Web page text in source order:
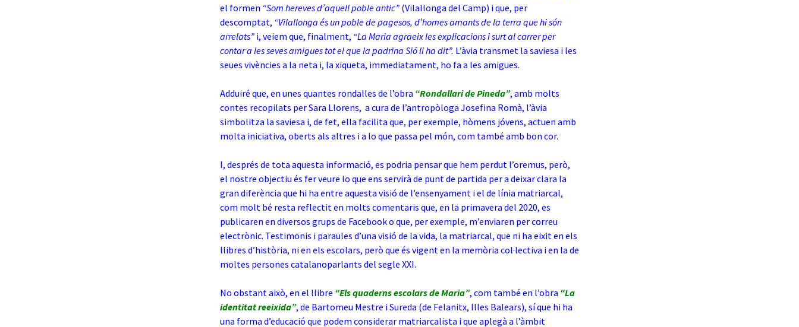
el formen “Som hereves d’aquell poble antic” (Vilallonga del Camp) i que, per
descomptat, “Vilallonga és un poble de pagesos, d’homes amants de la terra que hi són
arrelats” i, veiem que, finalment, “La Maria agraeix les explicacions i surt al carrer per
contar a les seves amigues tot el que la padrina Sió li ha dit”. L’àvia transmet la saviesa i les
seues vivències a la neta i, la xiqueta, immediatament, ho fa a les amigues.
Adduiré que, en unes quantes rondalles de l’obra “Rondallari de Pineda”, amb molts
contes recopilats per Sara Llorens, a cura de l’antropòloga Josefina Romà, l’àvia
simbolitza la saviesa i, de fet, ella facilita que, per exemple, hòmens jóvens, actuen amb
molta iniciativa, oberts als altres i a lo que passa pel món, com també amb bon cor.
I, després de tota aquesta informació, es podria pensar que hem perdut l’oremus, però,
el nostre objectiu és fer veure lo que ens servirà de punt de partida per a deixar clara la
gran diferència que hi ha entre aquesta visió de l’ensenyament i el de línia matriarcal,
com molt bé resta reflectit en molts comentaris que, en la primavera del 2020, es
publicaren en diversos grups de Facebook o que, per exemple, m’enviaren per correu
electrònic. Testimonis i paraules d’una visió de la vida, la matriarcal, que ni ha eixit en els
llibres d’història, ni en els escolars, però que és vigent en la memòria col·lectiva i en la de
moltes persones catalanoparlants del segle XXI.
No obstant això, en el llibre “Els quaderns escolars de Maria”, com també en l’obra “La
identitat reeixida”, de Bartomeu Mestre i Sureda (de Felanitx, Illes Balears), sí que hi ha
una forma d’educació que podem considerar matriarcalista i que aplegà a l’àmbit